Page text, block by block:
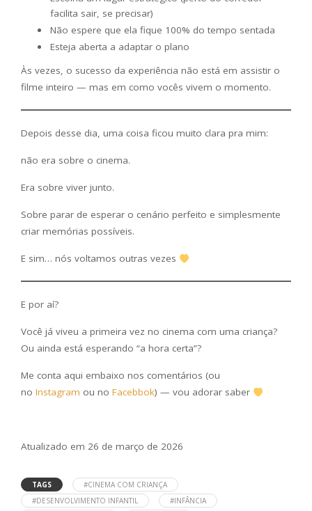
facilita sair, se precisar)
Não espere que ela fique 100% do tempo sentada
Esteja aberta a adaptar o plano
Às vezes, o sucesso da experiência não está em assistir o
filme inteiro — mas em como vocês vivem o momento.
Depois desse dia, uma coisa ficou muito clara pra mim:
não era sobre o cinema.
Era sobre viver junto.
Sobre parar de esperar o cenário perfeito e simplesmente
criar memórias possíveis.
E sim… nós voltamos outras vezes
E por aí?
Você já viveu a primeira vez no cinema com uma criança?
Ou ainda está esperando “a hora certa”?
Me conta aqui embaixo nos comentários (ou
no Instagram ou no Facebbok) — vou adorar saber
Atualizado em 26 de março de 2026
TAGS
#CINEMA COM CRIANÇA
#DESENVOLVIMENTO INFANTIL
#INFÂNCIA